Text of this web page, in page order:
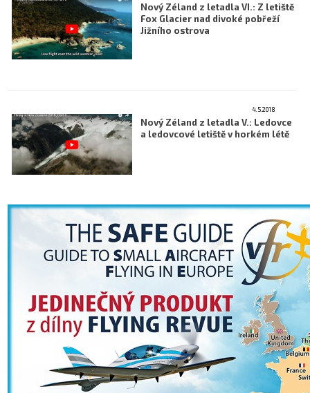
Nový Zéland z letadla VI.: Z letiště
Fox Glacier nad divoké pobřeží
Jižního ostrova
4.5.2018
Nový Zéland z letadla V.: Ledovce
a ledovcové letiště v horkém létě